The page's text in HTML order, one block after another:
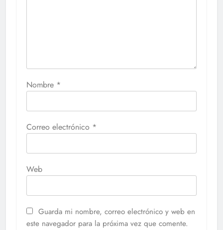
Nombre *
Correo electrónico *
Web
Guarda mi nombre, correo electrónico y web en
este navegador para la próxima vez que comente.